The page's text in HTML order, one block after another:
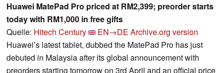
Huawei MatePad Pro priced at RM2,399; preorder starts
today with RM1,000 in free gifts
Quelle: Hitech Century EN→DE Archive.org version
Huawei’s latest tablet, dubbed the MatePad Pro has just
debuted in Malaysia after its global announcement with
preorders starting tomorrow on 3rd April and an official price